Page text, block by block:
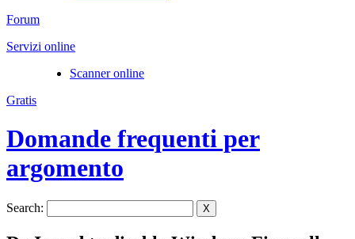
Forum
Servizi online
Scanner online
Gratis
Domande frequenti per
argomento
Search: X